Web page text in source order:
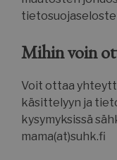
Mihin voin
Voit ottaa
käsittelyyn ja
kysymyksissä
mama(at)suhk.fi
YSC
wp-
__Secure-